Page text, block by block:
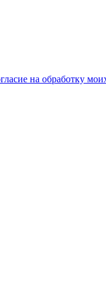
на обработку